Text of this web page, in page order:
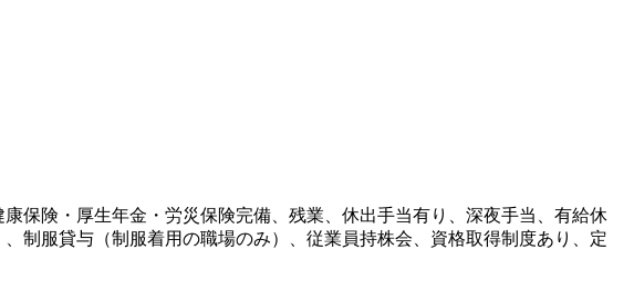
保険・厚生年金・労災保険完備、残業、休出手当有り、深夜手当、有給休
制服貸与（制服着用の職場のみ）、従業員持株会、資格取得制度あり、定